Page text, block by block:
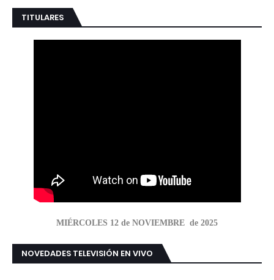
TITULARES
MIÉRCOLES 12 de NOVIEMBRE de 2025
NOVEDADES TELEVISIÓN EN VIVO